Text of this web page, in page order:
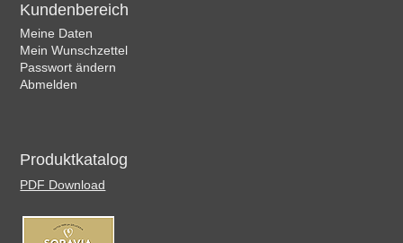
Kundenbereich
Meine Daten
Mein Wunschzettel
Passwort ändern
Abmelden
Produktkatalog
PDF Download